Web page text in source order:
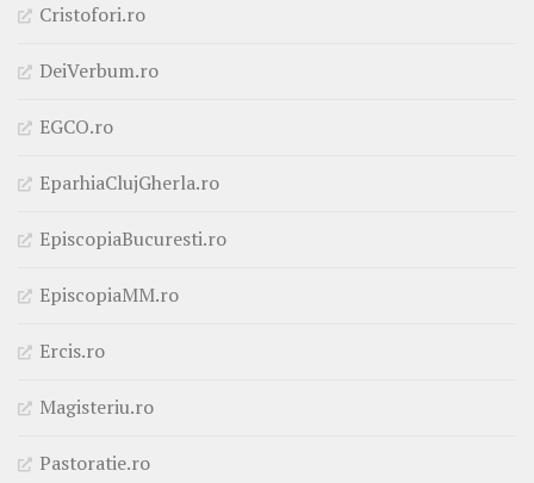
Cristofori.ro
DeiVerbum.ro
EGCO.ro
EparhiaClujGherla.ro
EpiscopiaBucuresti.ro
EpiscopiaMM.ro
Ercis.ro
Magisteriu.ro
Pastoratie.ro